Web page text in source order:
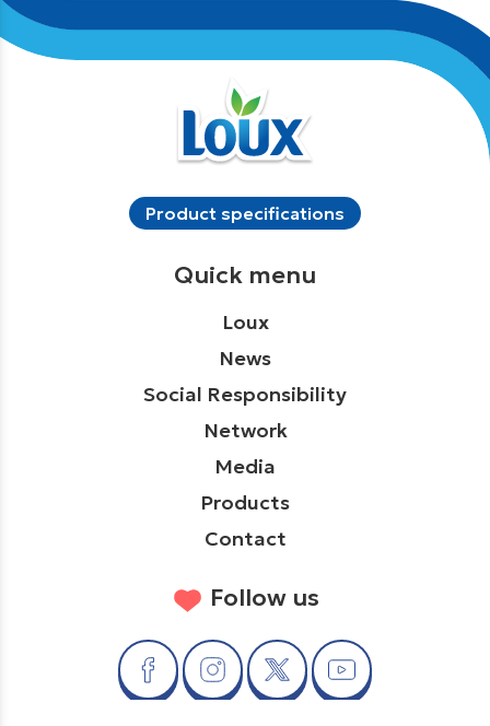
Product specifications
Quick menu
Loux
News
Social Responsibility
Network
Media
Products
Contact
Follow us